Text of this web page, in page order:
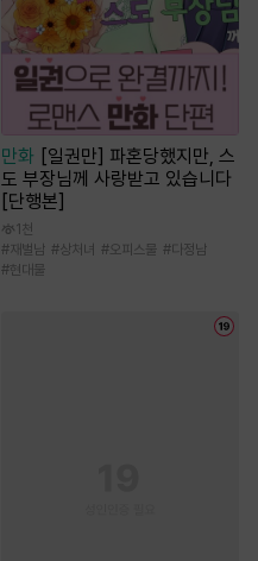
만화 [일권만] 파혼당했지만, 스
도 부장님께 사랑받고 있습니다
[단행본]
1천
#재벌남 #상처녀 #오피스물 #다정남
#현대물